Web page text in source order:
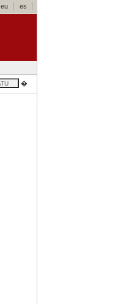
eu
es
�